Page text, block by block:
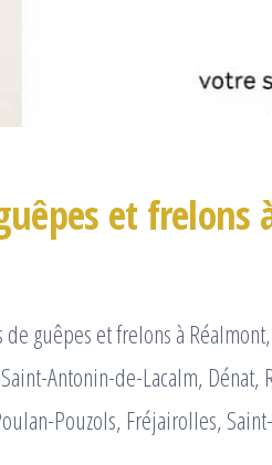
et frelons
guêpes et frelons à
Antonin-de-Lacalm, Dénat,
Pouzols, Fréjairolles,